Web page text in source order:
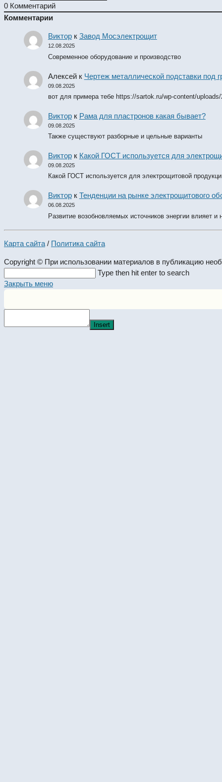
0 Комментарий
Комментарии
Викторк Завод Мосэлектрощит
12.08.2025
Современное оборудование и производство
Алексейк Чертеж металлической подставки под
09.08.2025
вот для примера тебе https://sartok.ru/wp-content/
Викторк Рама для пластронов какая бывает?
09.08.2025
Также существуют разборные и цельные варианты
Викторк Какой ГОСТ используется для
09.08.2025
Какой ГОСТ используется для электрощитовой
Викторк Тенденции на рынке электрощитового
06.08.2025
Развитие возобновляемых источников энергии влияет
Карта сайта / Политика сайта
Copyright © При использовании материалов в публикацию
this
Type then hit enter to search
Закрыть меню
Insert